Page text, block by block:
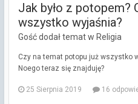
Jak było z potopem?
wszystko wyjaśnia?
Gość dodał temat w Religia
Czy na temat potopu już wszystko
Noego teraz się znajduję?
25 Sierpnia 2019 16